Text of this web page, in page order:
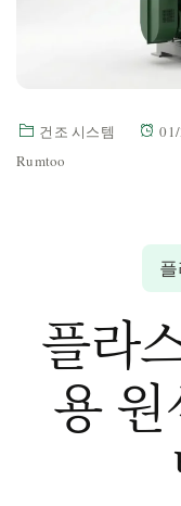
건조 시스템
Rumtoo
플라
용 원